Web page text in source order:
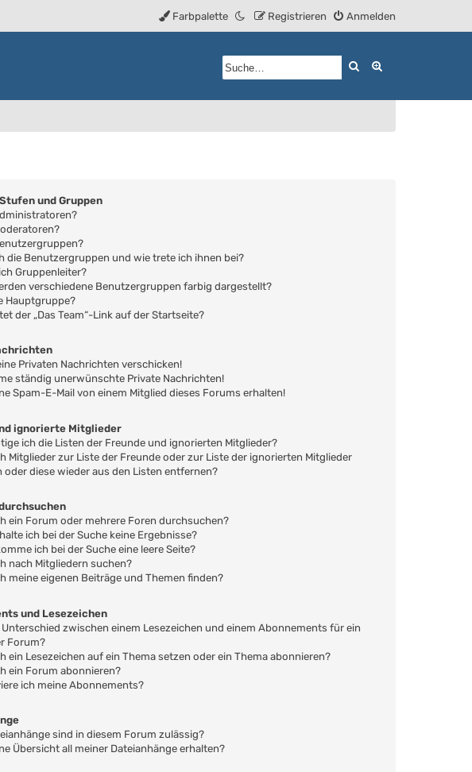
Anmelden
Registrieren
Farbpalette
Suche
und Gruppen
die Benutzergruppen und wie trete ich ihnen bei?
Gruppenleiter?
verschiedene Benutzergruppen farbig dargestellt?
Hauptgruppe?
der „Das Team“-Link auf der Startseite?
Privaten Nachrichten verschicken!
ständig unerwünschte Private Nachrichten!
Spam-E-Mail von einem Mitglied dieses Forums erhalten!
ignorierte Mitglieder
ich die Listen der Freunde und ignorierten Mitglieder?
Mitglieder zur Liste der Freunde oder zur Liste der ignorierten Mitglieder
oder diese wieder aus den Listen entfernen?
ein Forum oder mehrere Foren durchsuchen?
ich bei der Suche keine Ergebnisse?
ich bei der Suche eine leere Seite?
nach Mitgliedern suchen?
meine eigenen Beiträge und Themen finden?
und Lesezeichen
Unterschied zwischen einem Lesezeichen und einem Abonnements für ein
Forum?
ein Lesezeichen auf ein Thema setzen oder ein Thema abonnieren?
ein Forum abonnieren?
ich meine Abonnements?
sind in diesem Forum zulässig?
Übersicht all meiner Dateianhänge erhalten?